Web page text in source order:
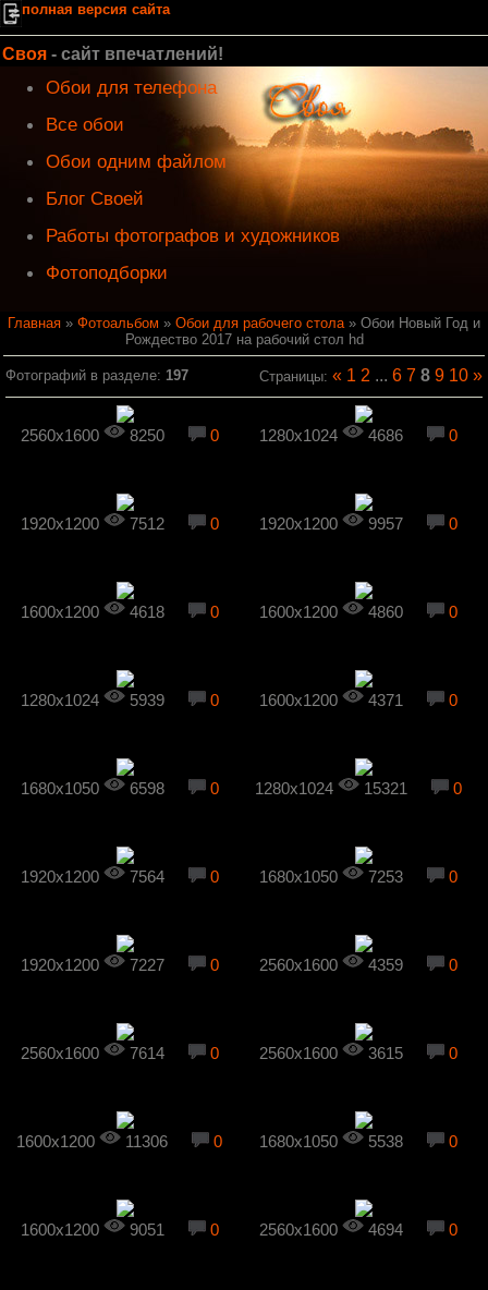
полная версия сайта
Своя - сайт впечатлений!
Обои для телефона
Все обои
Обои одним файлом
Блог Своей
Работы фотографов и художников
Фотоподборки
Главная » Фотоальбом » Обои для рабочего стола» Обои Новый Год и
Рождество 2017 на рабочий стол hd
Фотографий в разделе: 197 Страницы: « 1 2 ... 6 7 8 9 10 »
2560x1600 8250 0 1280x1024 4686 0
1920x1200 7512 0 1920x1200 9957 0
1600x1200 4618 0 1600x1200 4860 0
1280x1024 5939 0 1600x1200 4371 0
1680x1050 6598 0 1280x1024 15321 0
1920x1200 7564 0 1680x1050 7253 0
1920x1200 7227 0 2560x1600 4359 0
2560x1600 7614 0 2560x1600 3615 0
1600x1200 11306 0 1680x1050 5538 0
1600x1200 9051 0 2560x1600 4694 0